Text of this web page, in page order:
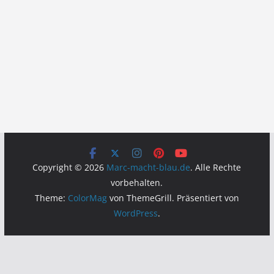
Copyright © 2026 Marc-macht-blau.de. Alle Rechte
vorbehalten.
Theme: ColorMagvon ThemeGrill. Präsentiert von
WordPress.